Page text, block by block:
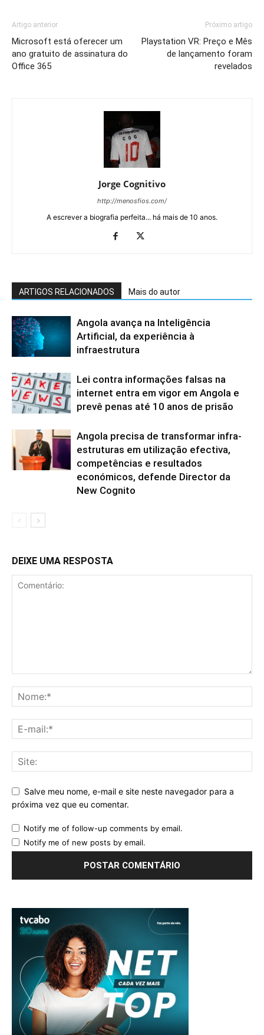
Artigo anterior
Microsoft está oferecer um
ano gratuito de assinatura do
Office 365
Próximo artigo
Playstation VR: Preço e Mês
de lançamento foram
revelados
Jorge Cognitivo
http://menosfios.com/
A escrever a biografia perfeita... há mais de 10 anos.
ARTIGOS RELACIONADOS Mais do autor
Angola avança na Inteligência
Artificial, da experiência à
infraestrutura
Lei contra informações falsas na
internet entra em vigor em Angola e
prevê penas até 10 anos de prisão
Angola precisa de transformar infra-
estruturas em utilização efectiva,
competências e resultados
económicos, defende Director da
New Cognito
DEIXE UMA RESPOSTA
Salve meu nome, e-mail e site neste navegador para a
próxima vez que eu comentar.
Notify me of follow-up comments by email.
Notify me of new posts by email.